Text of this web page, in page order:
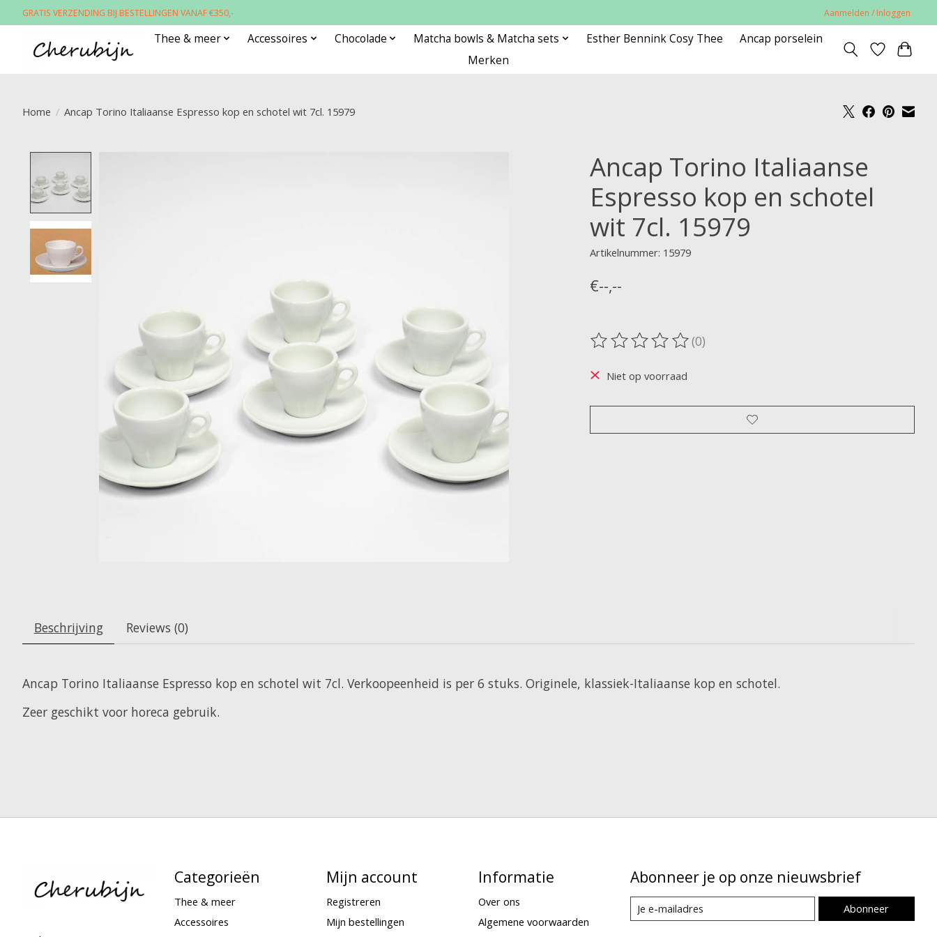
GRATIS VERZENDING BIJ BESTELLINGEN VANAF €350,- Aanmelden / Inloggen
Thee & meer Accessoires Chocolade Matcha bowls & Matcha sets Esther Bennink Cosy Thee
Ancap porselein
Merken
Home / Ancap Torino Italiaanse Espresso kop en schotel wit 7cl. 15979
Ancap Torino Italiaanse
Espresso kop en schotel
wit 7cl. 15979
Artikelnummer: 15979
€--,--
De beoordeling van dit product is
(0)
Niet op voorraad
Beschrijving Reviews (0)
Ancap Torino Italiaanse Espresso kop en schotel wit 7cl. Verkoopeenheid is per 6 stuks. Originele, klassiek-Italiaanse kop en schotel.
Zeer geschikt voor horeca gebruik.
Categorieën
Thee & meer
Accessoires
Mijn account
Registreren
Mijn bestellingen
Informatie
Over ons
Algemene voorwaarden
Abonneer je op onze nieuwsbrief
Abonneer